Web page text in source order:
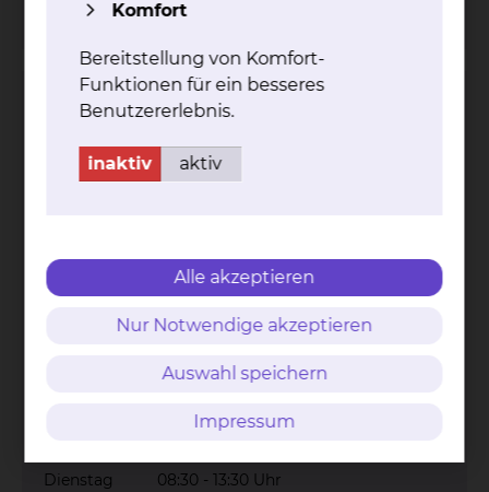
Donnerstag
08:30 - 13:30 Uhr
Ansprechpartnerin für Frauenklinik, Mund-, Kiefer- &
Plastische Gesichtschirurgie
Christina Sauer
Celler Straße 38, 38114 Braunschweig
Per E-Mail kontaktieren
Dienstag
08:30 - 13:30 Uhr
Komfort
Bereitstellung von Komfort-
Funktionen für ein besseres
Benutzererlebnis.
inaktiv aktiv
Alle akzeptieren
Nur Notwendige akzeptieren
Auswahl speichern
Impressum